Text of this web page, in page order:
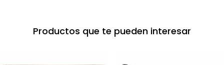
Productos que te pueden interesar